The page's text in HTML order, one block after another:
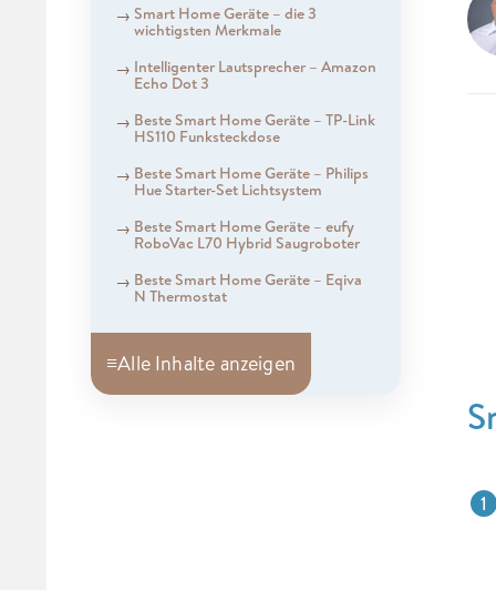
Smart Home Geräte – die 3
wichtigsten Merkmale
Intelligenter Lautsprecher – Amazon
Echo Dot 3
Beste Smart Home Geräte – TP-Link
HS110 Funksteckdose
Beste Smart Home Geräte – Philips
Hue Starter-Set Lichtsystem
Beste Smart Home Geräte – eufy
RoboVac L70 Hybrid Saugroboter
Beste Smart Home Geräte – Eqiva
N Thermostat
≡Alle Inhalte anzeigen